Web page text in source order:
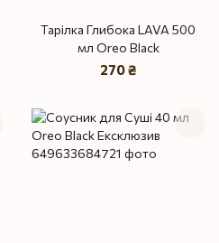
Тарілка Глибока LAVA 500
мл Oreo Black
270 ₴